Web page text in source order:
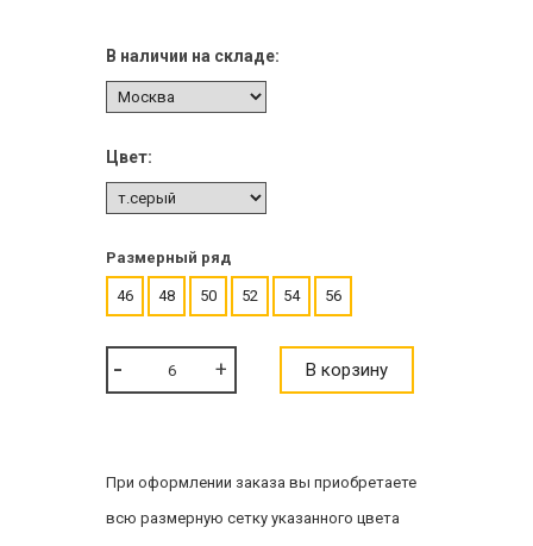
В наличии на складе:
Цвет:
Размерный ряд
46 48 50 52 54 56
В корзину
При оформлении заказа вы приобретаете
всю размерную сетку указанного цвета